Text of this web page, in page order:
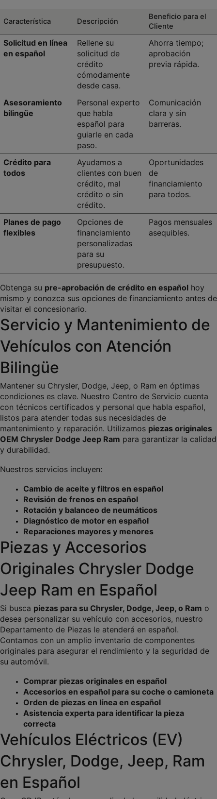
Característica Descripción
Beneficio para el
Cliente
Solicitud en línea
en español
Rellene su
solicitud de
crédito
cómodamente
desde casa.
Ahorra tiempo;
aprobación
previa rápida.
Asesoramiento
bilingüe
Personal experto
que habla
español para
guiarle en cada
paso.
Comunicación
clara y sin
barreras.
Crédito para
todos
Ayudamos a
clientes con buen
crédito, mal
crédito o sin
crédito.
Oportunidades
de
financiamiento
para todos.
Planes de pago
flexibles
Opciones de
financiamiento
personalizadas
para su
presupuesto.
Pagos mensuales
asequibles.
Obtenga su pre-aprobación de crédito en español hoy
mismo y conozca sus opciones de financiamiento antes de
visitar el concesionario.
Servicio y Mantenimiento de
Vehículos con Atención
Bilingüe
Mantener su Chrysler, Dodge, Jeep, o Ram en óptimas
condiciones es clave. Nuestro Centro de Servicio cuenta
con técnicos certificados y personal que habla español,
listos para atender todas sus necesidades de
mantenimiento y reparación. Utilizamos piezas originales
OEM Chrysler Dodge Jeep Ram para garantizar la calidad
y durabilidad.
Nuestros servicios incluyen:
Cambio de aceite y filtros en español
Revisión de frenos en español
Rotación y balanceo de neumáticos
Diagnóstico de motor en español
Reparaciones mayores y menores
Piezas y Accesorios
Originales Chrysler Dodge
Jeep Ram en Español
Si busca piezas para su Chrysler, Dodge, Jeep, o Ram o
desea personalizar su vehículo con accesorios, nuestro
Departamento de Piezas le atenderá en español.
Contamos con un amplio inventario de componentes
originales para asegurar el rendimiento y la seguridad de
su automóvil.
Comprar piezas originales en español
Accesorios en español para su coche o camioneta
Orden de piezas en línea en español
Asistencia experta para identificar la pieza
correcta
Vehículos Eléctricos (EV)
Chrysler, Dodge, Jeep, Ram
en Español